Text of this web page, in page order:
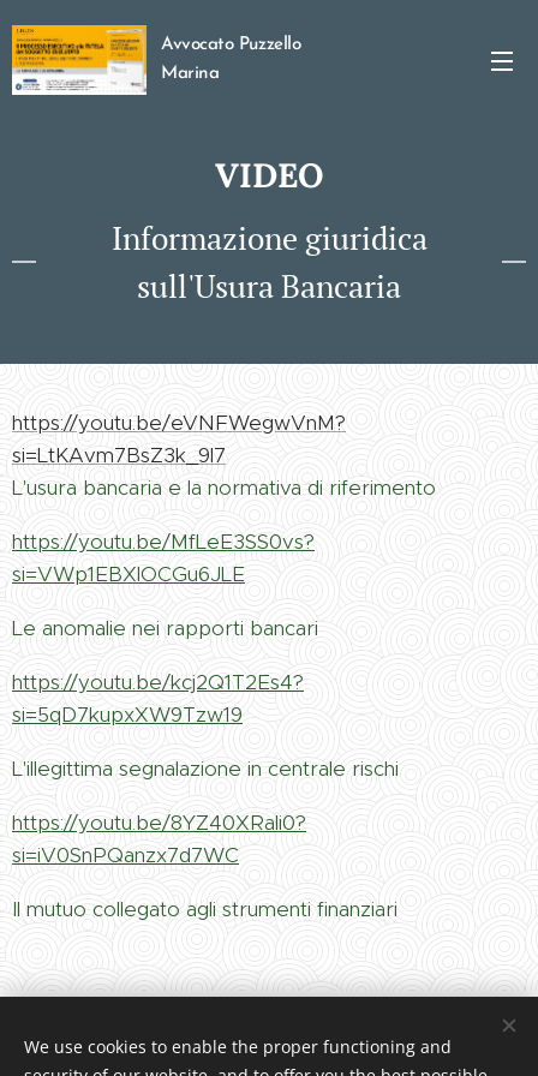
Avvocato Puzzello
Marina
VIDEO
Informazione giuridica
sull'Usura Bancaria
https://youtu.be/eVNFWegwVnM?
si=LtKAvm7BsZ3k_9l7
L'usura bancaria e la normativa di riferimento
https://youtu.be/MfLeE3SS0vs?
si=VWp1EBXlOCGu6JLE
Le anomalie nei rapporti bancari
https://youtu.be/kcj2Q1T2Es4?
si=5qD7kupxXW9Tzw19
L'illegittima segnalazione in centrale rischi
https://youtu.be/8YZ40XRali0?
si=iV0SnPQanzx7d7WC
Il mutuo collegato agli strumenti finanziari
We use cookies to enable the proper functioning and